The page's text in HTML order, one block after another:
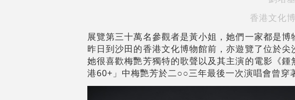
香港文化
展覽第三十萬名參觀者是黃小姐，她們一家都是
昨日到沙田的香港文化博物館前，亦遊覽了位於
她很喜歡梅艷芳獨特的歌聲以及其主演的電影《
港60+」中梅艷芳於二○○三年最後一次演唱會曾穿